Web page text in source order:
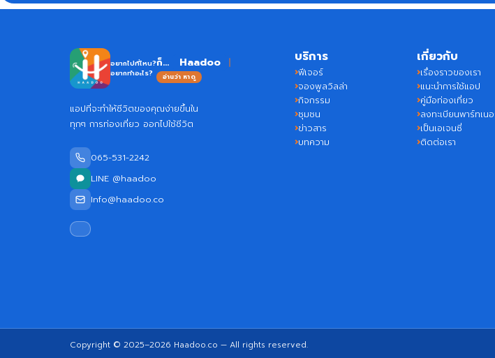
อยากไปที่ไหน?
อยากทำอะไร?
ก็... Haadoo
อ่านว่า หาดู
แอปที่จะทำให้ชีวิตของคุณง่ายขึ้นใน
ทุกๆ การท่องเที่ยว ออกไปใช้ชีวิต
065-531-2242
LINE @haadoo
Info@haadoo.co
บริการ
ฟีเจอร์
จองพูลวิลล่า
กิจกรรม
ชุมชน
ข่าวสาร
บทความ
เกี่ยวกับ
เรื่องราวของเรา
แนะนำการใช้แอป
คู่มือท่องเที่ยว
ลงทะเบียนพาร์ทเน
เป็นเอเจนซี่
ติดต่อเรา
Copyright © 2025–2026 Haadoo.co — All rights reserved.